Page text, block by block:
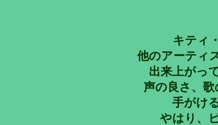
キティ
他のアーティ
出来上がっ
声の良さ、
手がけ
やはり、